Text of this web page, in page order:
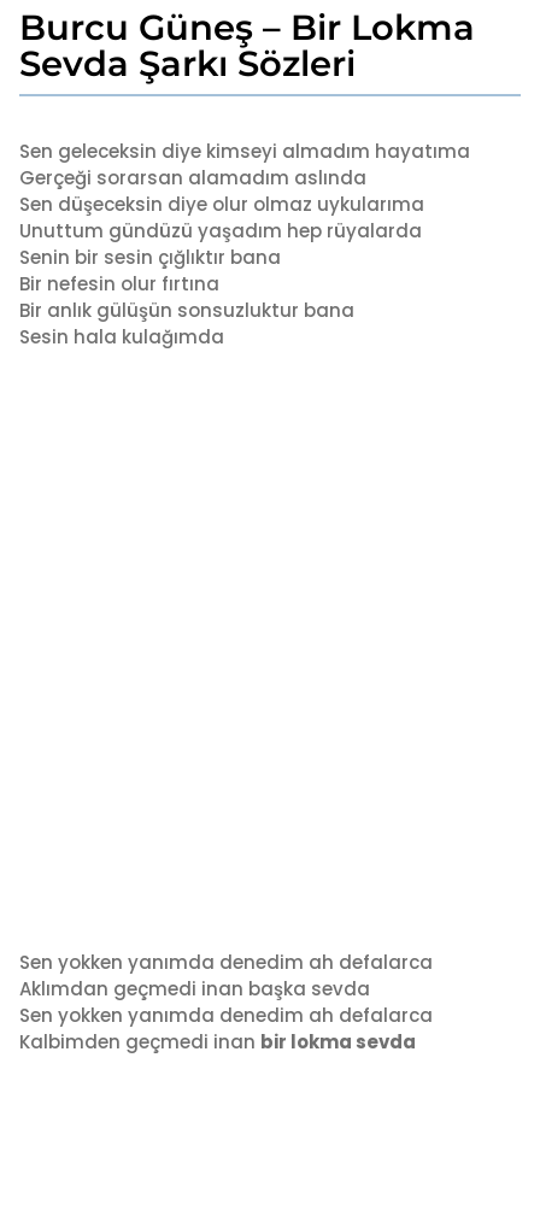
7
y
ı
l
g
o
7
y
ı
l
a
g
Burcu Güneş – Bir Lokma
Sevda Şarkı Sözleri
y
a
d
m
i
n
Sen geleceksin diye kimseyi almadım hayatıma
Gerçeği sorarsan alamadım aslında
Sen düşeceksin diye olur olmaz uykularıma
Unuttum gündüzü yaşadım hep rüyalarda
Senin bir sesin çığlıktır bana
Bir nefesin olur fırtına
Bir anlık gülüşün sonsuzluktur bana
Sesin hala kulağımda
Sen yokken yanımda denedim ah defalarca
Aklımdan geçmedi inan başka sevda
Sen yokken yanımda denedim ah defalarca
Kalbimden geçmedi inan bir lokma sevda